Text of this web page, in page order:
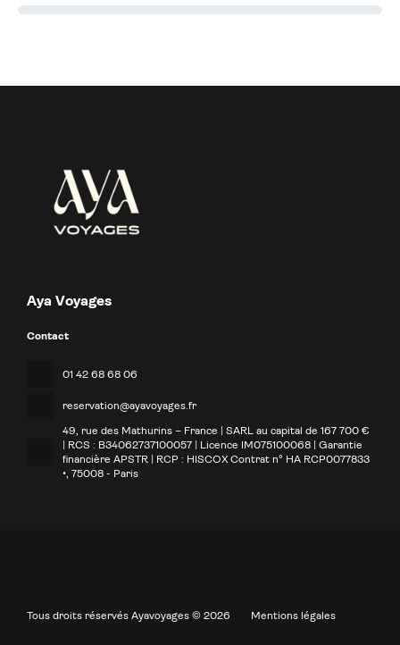
Aya Voyages
Contact
01 42 68 68 06
reservation@ayavoyages.fr
49, rue des Mathurins – France | SARL au capital de 167 700 €
| RCS : B34062737100057 | Licence IM075100068 | Garantie
financière APSTR | RCP : HISCOX Contrat n° HA RCP0077833
• , 75008 - Paris
Tous droits réservés Ayavoyages © 2026 Mentions légales